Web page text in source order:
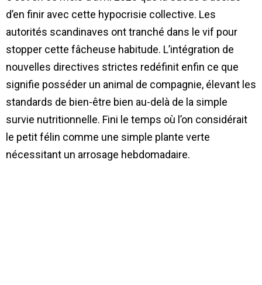
d’en finir avec cette hypocrisie collective. Les
autorités scandinaves ont tranché dans le vif pour
stopper cette fâcheuse habitude. L’intégration de
nouvelles directives strictes redéfinit enfin ce que
signifie posséder un animal de compagnie, élevant les
standards de bien-être bien au-delà de la simple
survie nutritionnelle. Fini le temps où l’on considérait
le petit félin comme une simple plante verte
nécessitant un arrosage hebdomadaire.